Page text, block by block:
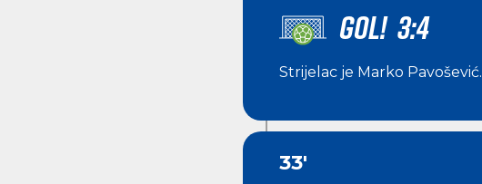
GOL! 3:4
Strijelac je Marko Pavošević.
33'